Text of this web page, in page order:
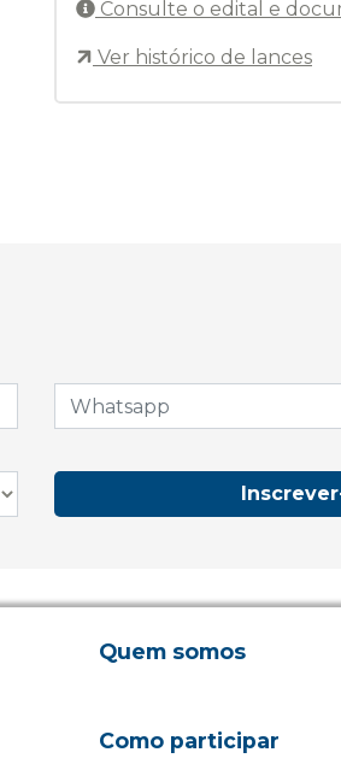
Consulte o edital e
Ver histórico de lances
Quem somos
Como participar